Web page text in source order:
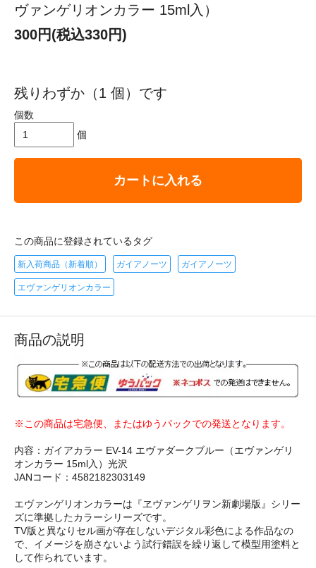
ヴァンゲリオンカラー 15ml入）
300円(税込330円)
残りわずか（1 個）です
個数
個
カートに入れる
この商品に登録されているタグ
新入荷商品（新着順） ガイアノーツ ガイアノーツ
エヴァンゲリオンカラー
商品の説明
※この商品は宅急便、またはゆうパックでの発送となります。
内容：ガイアカラー EV-14 エヴァダークブルー（エヴァンゲリ
オンカラー 15ml入）光沢
JANコード：4582182303149
エヴァンゲリオンカラーは『ヱヴァンゲリヲン新劇場版』シリー
ズに準拠したカラーシリーズです。
TV版と異なりセル画が存在しないデジタル彩色による作品なの
で、イメージを崩さないよう試行錯誤を繰り返して模型用塗料と
して作られています。